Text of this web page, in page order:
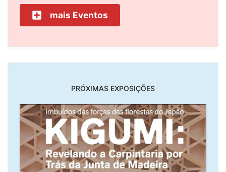
mais Eventos
PRÓXIMAS EXPOSIÇÕES